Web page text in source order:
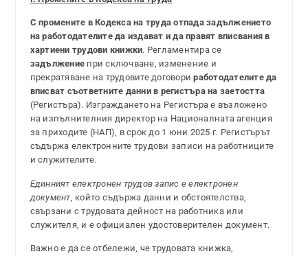
С промените в Кодекса на труда отпада задължението
на работодателите да издават и да правят вписвания в
хартиени трудови книжки. Регламентира се
задължение при сключване, изменение и
прекратяване на трудовите договориработодателите да
вписват съответните данни в регистъра на заетостта
(Регистъра). Изграждането на Регистъра е възложено
на изпълнителния директор на Националната агенция
за приходите (НАП), в срок до 1 юни 2025 г. Регистърът
съдържа електронните трудови записи на работниците
и служителите.
Единният електронен трудов запис е електронен
документ, който съдържа данни и обстоятелства,
свързани с трудовата дейност на работника или
служителя, и е официален удостоверителен документ.
Важно е да се отбележи, че трудовата книжка,